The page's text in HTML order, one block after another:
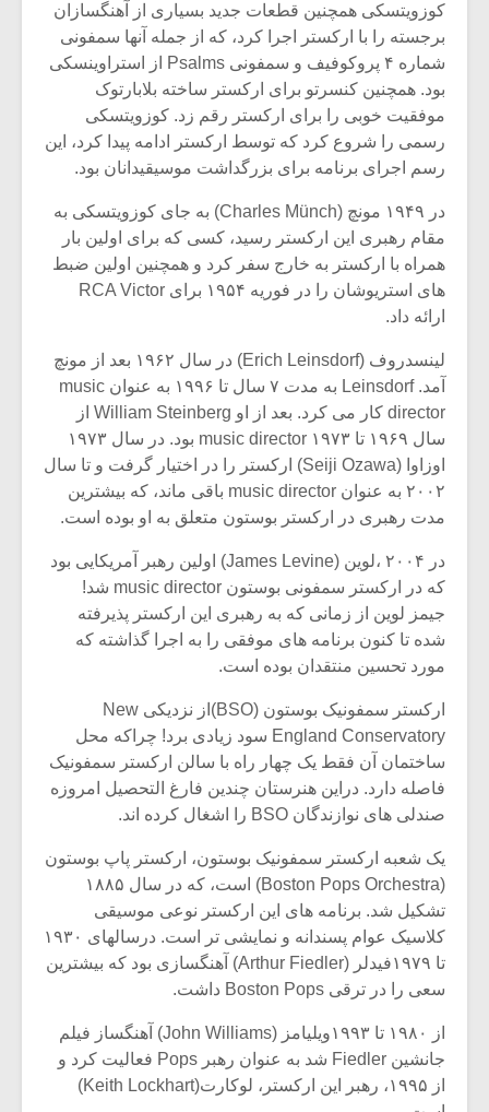
کوزویتسکی همچنین قطعات جدید بسیاری از آهنگسازان
برجسته را با ارکستر اجرا کرد، که از جمله آنها سمفونی
شماره ۴ پروکوفیف و سمفونی Psalms از استراوینسکی
بود. همچنین کنسرتو برای ارکستر ساخته بلابارتوک
موفقیت خوبی را برای ارکستر رقم زد. کوزویتسکی
رسمی را شروع کرد که توسط ارکستر ادامه پیدا کرد، این
رسم اجرای برنامه برای بزرگداشت موسیقیدانان بود.
در ۱۹۴۹ مونچ (Charles Münch) به جای کوزویتسکی به
مقام رهبری این ارکستر رسید، کسی که برای اولین بار
همراه با ارکستر به خارج سفر کرد و همچنین اولین ضبط
های استریوشان را در فوریه ۱۹۵۴ برای RCA Victor
ارائه داد.
لینسدروف (Erich Leinsdorf) در سال ۱۹۶۲ بعد از مونچ
آمد. Leinsdorf به مدت ۷ سال تا ۱۹۹۶ به عنوان music
director کار می کرد. بعد از او William Steinberg از
سال ۱۹۶۹ تا ۱۹۷۳ music director بود. در سال ۱۹۷۳
اوزاوا (Seiji Ozawa) ارکستر را در اختیار گرفت و تا سال
۲۰۰۲ به عنوان music director باقی ماند، که بیشترین
مدت رهبری در ارکستر بوستون متعلق به او بوده است.
در ۲۰۰۴ ،لوین (James Levine) اولین رهبر آمریکایی بود
که در ارکستر سمفونی بوستون music director شد!
جیمز لوین از زمانی که به رهبری این ارکستر پذیرفته
شده تا کنون برنامه های موفقی را به اجرا گذاشته که
مورد تحسین منتقدان بوده است.
ارکستر سمفونیک بوستون (BSO)از نزدیکی New
England Conservatory سود زیادی برد! چراکه محل
ساختمان آن فقط یک چهار راه با سالن ارکستر سمفونیک
فاصله دارد. دراین هنرستان چندین فارغ التحصیل امروزه
صندلی های نوازندگان BSO را اشغال کرده اند.
یک شعبه ارکستر سمفونیک بوستون، ارکستر پاپ بوستون
(Boston Pops Orchestra) است، که در سال ۱۸۸۵
تشکیل شد. برنامه های این ارکستر نوعی موسیقی
کلاسیک عوام پسندانه و نمایشی تر است. درسالهای ۱۹۳۰
تا ۱۹۷۹فیدلر (Arthur Fiedler) آهنگسازی بود که بیشترین
سعی را در ترقی Boston Pops داشت.
از ۱۹۸۰ تا ۱۹۹۳ویلیامز (John Williams) آهنگساز فیلم
جانشین Fiedler شد به عنوان رهبر Pops فعالیت کرد و
از ۱۹۹۵، رهبر این ارکستر، لوکارت(Keith Lockhart)
یادداشتی بر موسیقی
متن فیلم «متری
شیش و نیم»
اگر نمی توانی
مشهورترین باشی،
بدنام ترین باش
موسیقی
برگزار
موسیقی